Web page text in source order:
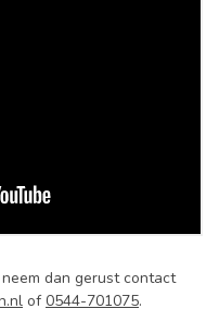
dan gerust contact
of0544-701075.